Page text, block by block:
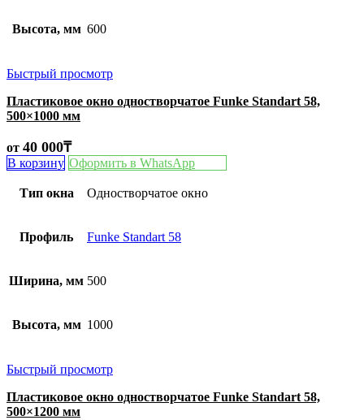
Высота, мм 600
Быстрый просмотр
Пластиковое окно одностворчатое Funke Standart 58,
500×1000 мм
от 40 000₸
В корзину Оформить в WhatsApp
Тип окна Одностворчатое окно
Профиль Funke Standart 58
Ширина, мм 500
Высота, мм 1000
Быстрый просмотр
Пластиковое окно одностворчатое Funke Standart 58,
500×1200 мм